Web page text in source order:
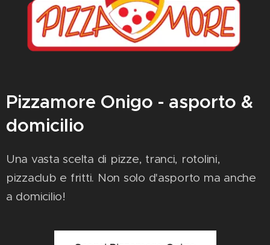
Pizzamore Onigo - asporto &
domicilio
Una vasta scelta di pizze, tranci, rotolini,
pizzaclub e fritti. Non solo d'asporto ma anche
a domicilio!